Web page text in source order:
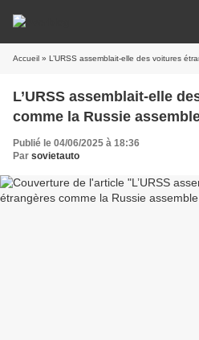
Accueil » L’URSS assemblait-elle des voitures étrangères
L’URSS assemblait-elle
comme la Russie
Publié le 04/06/2025 à 18:36
Par sovietauto